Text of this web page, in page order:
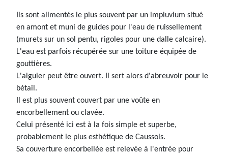
Ils sont alimentés le plus souvent par un impluvium situé
en amont et muni de guides pour l'eau de ruissellement
(murets sur un sol pentu, rigoles pour une dalle calcaire).
L'eau est parfois récupérée sur une toiture équipée de
gouttières.
L'aiguier peut être ouvert. Il sert alors d'abreuvoir pour le
bétail.
Il est plus souvent couvert par une voûte en
encorbellement ou clavée.
Celui présenté ici est à la fois simple et superbe,
probablement le plus esthétique de Caussols.
Sa couverture encorbellée est relevée à l'entrée pour